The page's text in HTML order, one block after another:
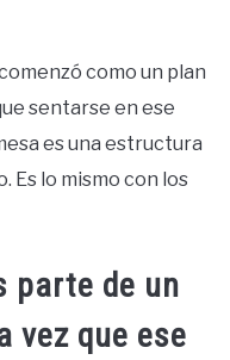
como un plan
sentarse en ese
es una estructura
Es lo mismo con los
parte de un
vez que ese